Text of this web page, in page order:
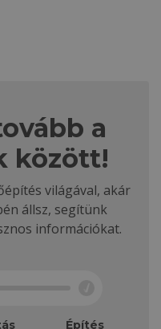
a
között!
világával, akár
állsz, segítünk
információkat.
Építés